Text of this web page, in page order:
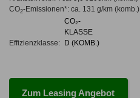
CO2-Emissionen*: ca. 131 g/km(komb.)
Effizienzklasse:
CO₂-
KLASSE
D (KOMB.)
Zum Leasing Angebot